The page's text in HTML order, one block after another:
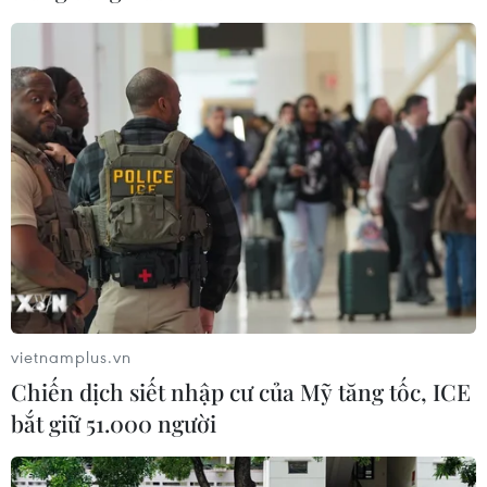
hóa phát triển
09/08/2026 05:26
Cứu sống trẻ sinh cực non 25 tuần
thai, nặng gần 700 gram
09/08/2026 04:44
Mưa lớn gây ngập cục bộ, chia cắt
một số khu vực miền núi Quảng Trị
Giáo dục trước thềm năm học mới:
Tái cấu trúc mạng lưới, đổi mới tư
vietnamplus.vn
Chiến dịch siết nhập cư của Mỹ tăng tốc, ICE
bắt giữ 51.000 người